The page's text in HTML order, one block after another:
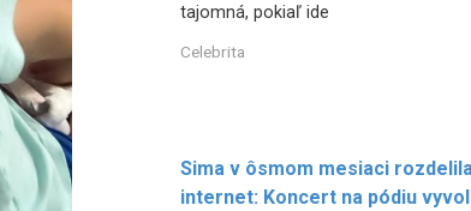
tajomná, pokiaľ ide
Celebrita
Sima v ôsmom mesiaci
internet: Koncert na pódiu